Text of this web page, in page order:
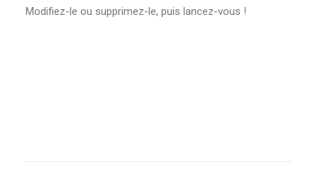
Modifiez-le ou supprimez-le, puis lancez-vous !